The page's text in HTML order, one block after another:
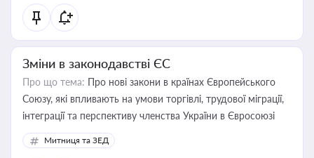
Зміни в законодавстві ЄС
Про що тема: Про нові закони в країнах Європейського
Союзу, які впливають на умови торгівлі, трудової міграції,
інтеграції та перспективу членства України в Євросоюзі
Митниця та ЗЕД